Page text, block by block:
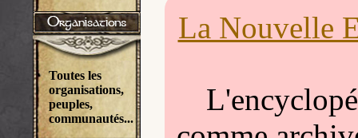
Toutes les
organisations,
peuples,
communautés...
La Nouvelle